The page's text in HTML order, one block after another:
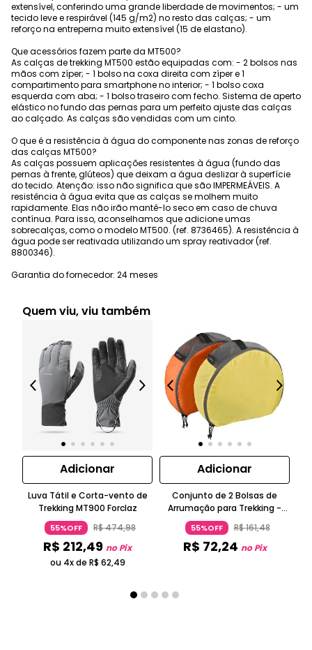
extensível, conferindo uma grande liberdade de movimentos; - um
tecido leve e respirável (145 g/m2) no resto das calças; - um
reforço na entreperna muito extensível (15 de elastano).
Que acessórios fazem parte da MT500?
As calças de trekking MT500 estão equipadas com: - 2 bolsos nas
mãos com zíper; - 1 bolso na coxa direita com zíper e 1
compartimento para smartphone no interior; - 1 bolso coxa
esquerda com aba; - 1 bolso traseiro com fecho. Sistema de aperto
elástico no fundo das pernas para um perfeito ajuste das calças
ao calçado. As calças são vendidas com um cinto.
O que é a resistência à água do componente nas zonas de reforço
das calças MT500?
As calças possuem aplicações resistentes à água (fundo das
pernas à frente, glúteos) que deixam a água deslizar à superfície
do tecido. Atenção: isso não significa que são IMPERMEÁVEIS. A
resistência à água evita que as calças se molhem muito
rapidamente. Elas não irão mantê-lo seco em caso de chuva
contínua. Para isso, aconselhamos que adicione umas
sobrecalças, como o modelo MT500. (ref. 8736465). A resistência à
água pode ser reativada utilizando um spray reativador (ref.
8800346).
Garantia do fornecedor: 24 meses
Quem viu, viu também
Adicionar
Luva Tátil e Corta-vento de
Trekking MT900 Forclaz
55%OFF R$474,98
R$ 212,49 no Pix
ou 4x de R$ 62,49
Adicionar
Conjunto de 2 Bolsas de
Arrumação para Trekking -
Meia-lua - 2x7 Litros
55%OFF R$161,48
R$ 72,24 no Pix